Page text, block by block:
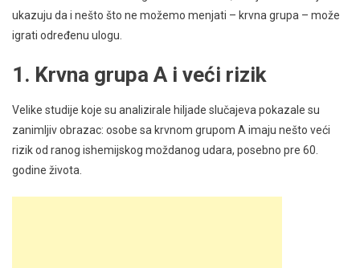
ukazuju da i nešto što ne možemo menjati – krvna grupa – može
igrati određenu ulogu.
1. Krvna grupa A i veći rizik
Velike studije koje su analizirale hiljade slučajeva pokazale su
zanimljiv obrazac: osobe sa krvnom grupom A imaju nešto veći
rizik od ranog ishemijskog moždanog udara, posebno pre 60.
godine života.